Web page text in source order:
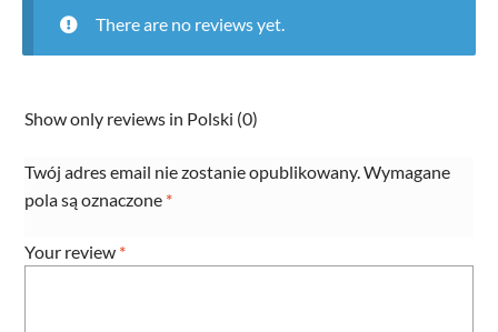
291662
31008266
There are no reviews yet.
Show only reviews in Polski (0)
Twój adres email nie zostanie opublikowany. Wymagane
pola są oznaczone *
Your review *